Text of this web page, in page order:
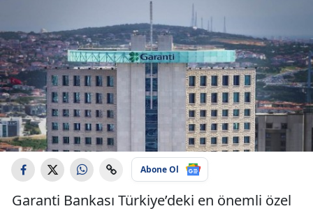
Abone Ol
Garanti Bankası Türkiye’deki en önemli özel